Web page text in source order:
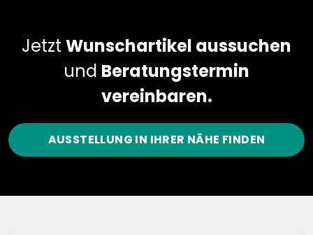
Jetzt Wunschartikel aussuchen
und Beratungstermin
vereinbaren.
AUSSTELLUNG IN IHRER NÄHE FINDEN